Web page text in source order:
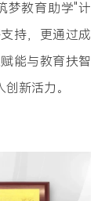
梦教育助学"计
持，更通过成
能与教育扶智
新活力。